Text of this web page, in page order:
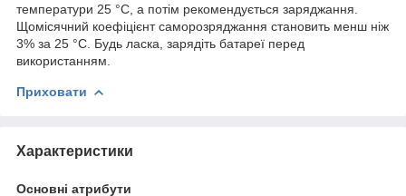
температури 25 °C, а потім рекомендується заряджання.
Щомісячний коефіцієнт саморозряджання становить менш ніж
3% за 25 °C. Будь ласка, зарядіть батареї перед
використанням.
Приховати
Характеристики
Основні атрибути